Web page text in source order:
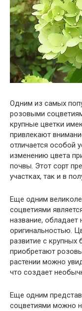
Одним из самых
розовыми
крупные цветки
привлекают
отличается особой
изменению цвета
почвы. Этот сорт
участках, так и в
Еще одним
соцветиями
название, обладает
оригинальностью.
развитие с крупных
приобретают
растении можно
что создает
Еще одним
соцветиями можно